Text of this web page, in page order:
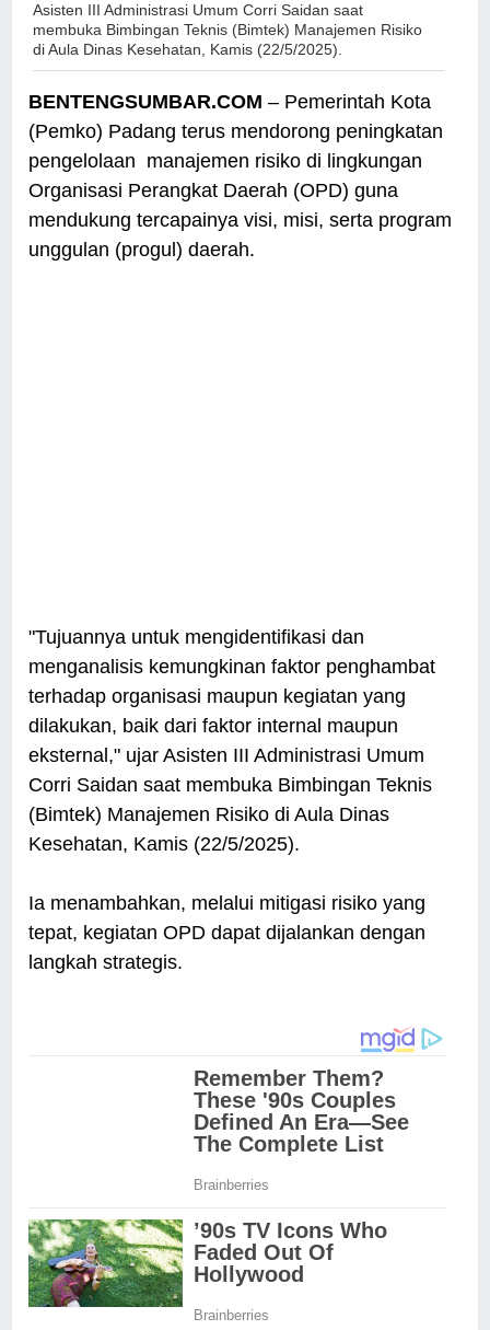
Asisten III Administrasi Umum Corri Saidan saat
membuka Bimbingan Teknis (Bimtek) Manajemen Risiko
di Aula Dinas Kesehatan, Kamis (22/5/2025).
BENTENGSUMBAR.COM – Pemerintah Kota
(Pemko) Padang terus mendorong peningkatan
pengelolaan manajemen risiko di lingkungan
Organisasi Perangkat Daerah (OPD) guna
mendukung tercapainya visi, misi, serta program
unggulan (progul) daerah.
"Tujuannya untuk mengidentifikasi dan
menganalisis kemungkinan faktor penghambat
terhadap organisasi maupun kegiatan yang
dilakukan, baik dari faktor internal maupun
eksternal," ujar Asisten III Administrasi Umum
Corri Saidan saat membuka Bimbingan Teknis
(Bimtek) Manajemen Risiko di Aula Dinas
Kesehatan, Kamis (22/5/2025).
Ia menambahkan, melalui mitigasi risiko yang
tepat, kegiatan OPD dapat dijalankan dengan
langkah strategis.